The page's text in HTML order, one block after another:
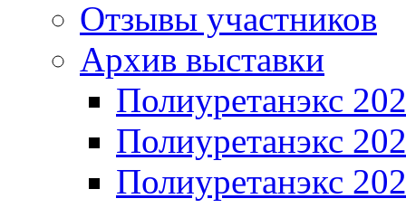
Отзывы участников
Архив выставки
Полиуретанэкс
Полиуретанэкс
Полиуретанэкс